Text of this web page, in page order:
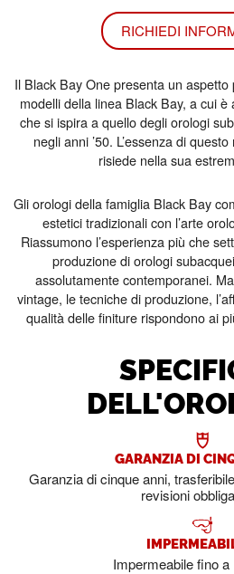
RICHIEDI
Il Black Bay One presenta un
modelli della linea Black Bay, a cui
che si ispira a quello degli orologi
negli anni ’50. L’essenza di
risiede nella sua
Gli orologi della famiglia Black Bay
estetici tradizionali con l’arte
Riassumono l’esperienza più che
produzione di orologi
assolutamente contemporanei.
vintage, le tecniche di produzione,
qualità delle finiture rispondono ai
GARANZIA DI
Garanzia di cinque anni,
revisioni
Impermeabile fino a